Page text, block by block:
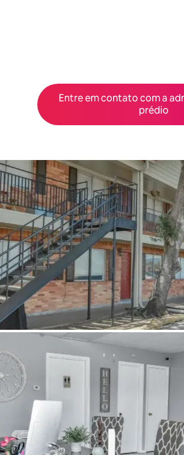
Entre em contato com a
prédio